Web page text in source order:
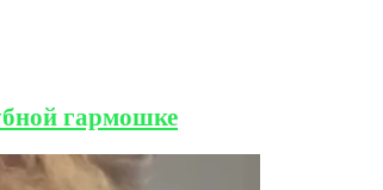
гармошке